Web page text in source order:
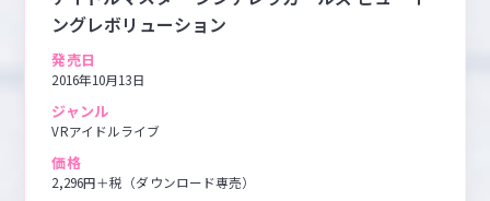
ングレボリューション
発売日
2016年10月13日
ジャンル
VRアイドルライブ
価格
2,296円＋税（ダウンロード専売）